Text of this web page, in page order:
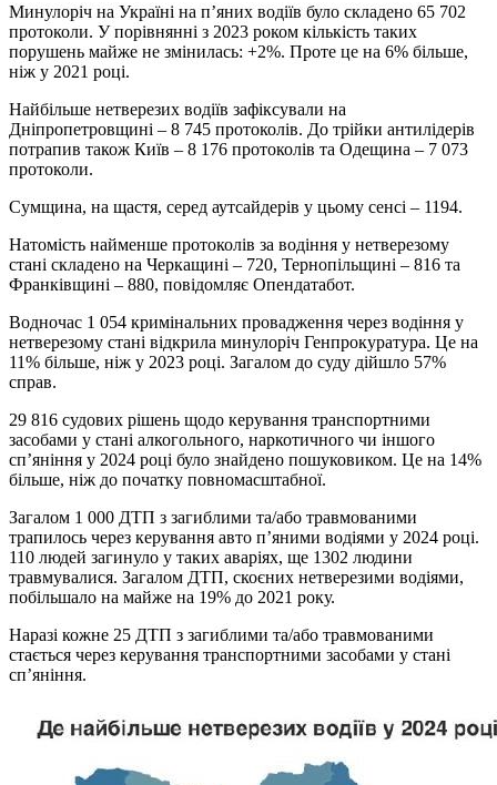
Минулоріч на Україні на п’яних водіїв було складено 65 702
протоколи. У порівнянні з 2023 роком кількість таких
порушень майже не змінилась: +2%. Проте це на 6% більше,
ніж у 2021 році.
Найбільше нетверезих водіїв зафіксували на
Дніпропетровщині – 8 745 протоколів. До трійки антилідерів
потрапив також Київ – 8 176 протоколів та Одещина – 7 073
протоколи.
Сумщина, на щастя, серед аутсайдерів у цьому сенсі – 1194.
Натомість найменше протоколів за водіння у нетверезому
стані складено на Черкащині – 720, Тернопільщині – 816 та
Франківщині – 880, повідомляє Опендатабот.
Водночас 1 054 кримінальних провадження через водіння у
нетверезому стані відкрила минулоріч Генпрокуратура. Це на
11% більше, ніж у 2023 році. Загалом до суду дійшло 57%
справ.
29 816 судових рішень щодо керування транспортними
засобами у стані алкогольного, наркотичного чи іншого
сп’яніння у 2024 році було знайдено пошуковиком. Це на 14%
більше, ніж до початку повномасштабної.
Загалом 1 000 ДТП з загиблими та/або травмованими
трапилось через керування авто п’яними водіями у 2024 році.
110 людей загинуло у таких аваріях, ще 1302 людини
травмувалися. Загалом ДТП, скоєних нетверезими водіями,
побільшало на майже на 19% до 2021 року.
Наразі кожне 25 ДТП з загиблими та/або травмованими
стається через керування транспортними засобами у стані
сп’яніння.